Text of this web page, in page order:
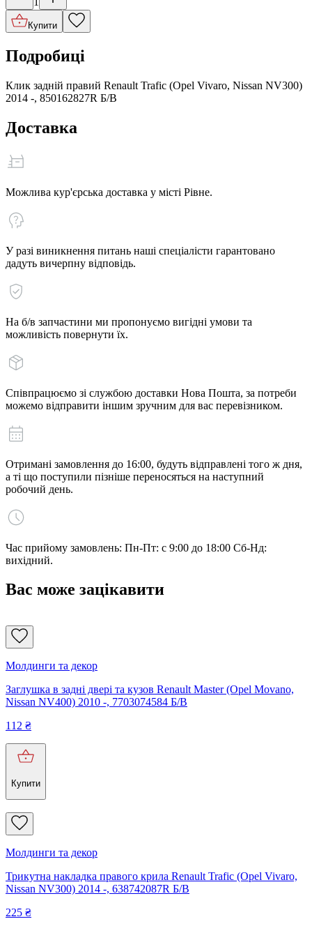
Купити
Подробиці
Клик задній правий Renault Trafic (Opel Vivaro, Nissan NV300)
2014 -, 850162827R Б/В
Доставка
Можлива кур'єрська доставка у місті Рівне.
У разі виникнення питань наші спеціалісти гарантовано
дадуть вичерпну відповідь.
На б/в запчастини ми пропонуємо вигідні умови та
можливість повернути їх.
Співпрацюємо зі службою доставки Нова Пошта, за потреби
можемо відправити іншим зручним для вас перевізником.
Отримані замовлення до 16:00, будуть відправлені того ж дня,
а ті що поступили пізніше переносяться на наступний
робочий день.
Час прийому замовлень: Пн-Пт: с 9:00 до 18:00 Сб-Нд:
вихідний.
Вас може зацікавити
Молдинги та декор
Заглушка в задні двері та кузов Renault Master (Opel Movano,
Nissan NV400) 2010 -, 7703074584 Б/В
112 ₴
Купити
Молдинги та декор
Трикутна накладка правого крила Renault Trafic (Opel Vivaro,
Nissan NV300) 2014 -, 638742087R Б/В
225 ₴